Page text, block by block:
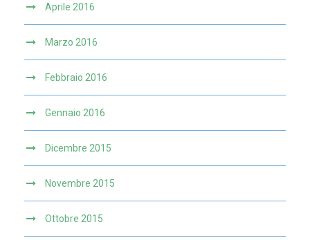
Aprile 2016
Marzo 2016
Febbraio 2016
Gennaio 2016
Dicembre 2015
Novembre 2015
Ottobre 2015